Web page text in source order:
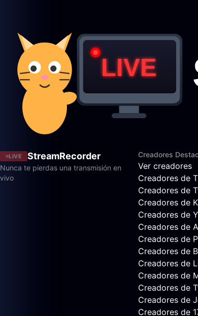
LIVE StreamRecorder
Nunca te pierdas una transmisión en
vivo
Creadores
Ver creadores
Creadores de
Creadores de
Creadores de
Creadores de
Creadores de
Creadores de
Creadores de
Creadores de
Creadores de
Creadores de
Creadores de
Creadores de